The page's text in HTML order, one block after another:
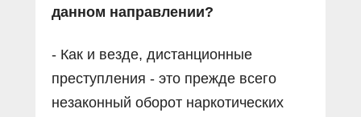
данном направлении?
- Как и везде, дистанционные
преступления - это прежде всего
незаконный оборот наркотических